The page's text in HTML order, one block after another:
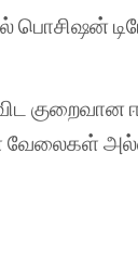
குறைவான
வேலைகள்